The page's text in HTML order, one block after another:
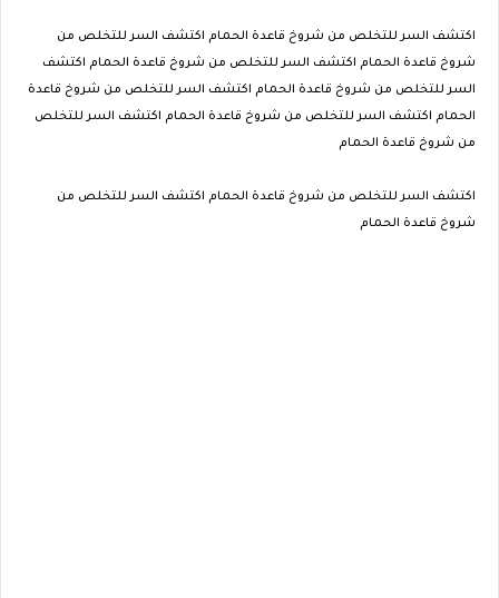
اكتشف السر للتخلص من شروخ قاعدة الحمام اكتشف السر للتخلص من
شروخ قاعدة الحمام اكتشف السر للتخلص من شروخ قاعدة الحمام اكتشف
السر للتخلص من شروخ قاعدة الحمام اكتشف السر للتخلص من شروخ قاعدة
الحمام اكتشف السر للتخلص من شروخ قاعدة الحمام اكتشف السر للتخلص
من شروخ قاعدة الحمام
اكتشف السر للتخلص من شروخ قاعدة الحمام اكتشف السر للتخلص من
شروخ قاعدة الحمام